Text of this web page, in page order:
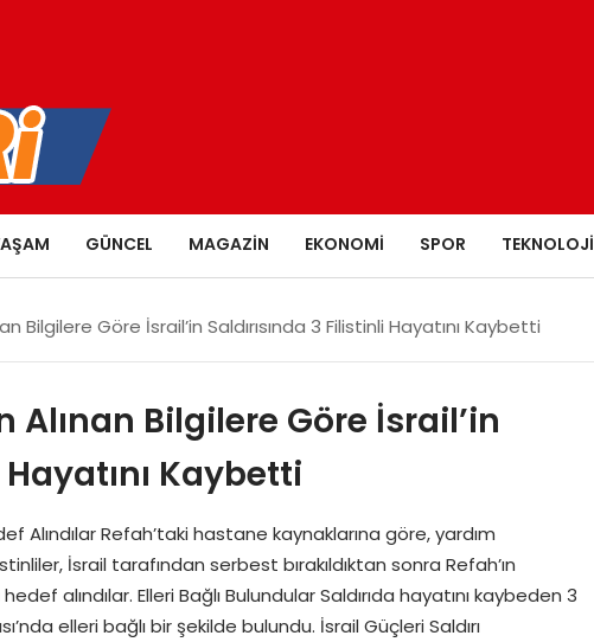
GÜNCEL MAGAZIN EKONOMI SPOR TEKNOLOJI
Bilgilere Göre İsrail’in Saldırısında 3 Filistinli Hayatını Kaybetti
Alınan Bilgilere Göre İsrail’in
Kaybetti
Alındılar Refah’taki hastane kaynaklarına göre, yardım
İsrail tarafından serbest bırakıldıktan sonra Refah’ın
alındılar. Elleri Bağlı Bulundular Saldırıda hayatını kaybeden 3
elleri bağlı bir şekilde bulundu. İsrail Güçleri Saldırı